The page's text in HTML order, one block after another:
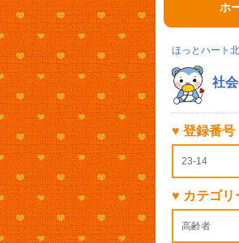
ホ
ほっとハート
社
♥ 登録番号
23-14
♥ カテゴリ
高齢者